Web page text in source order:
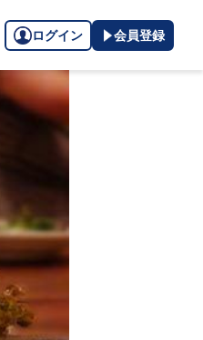
ログイン 会員登録